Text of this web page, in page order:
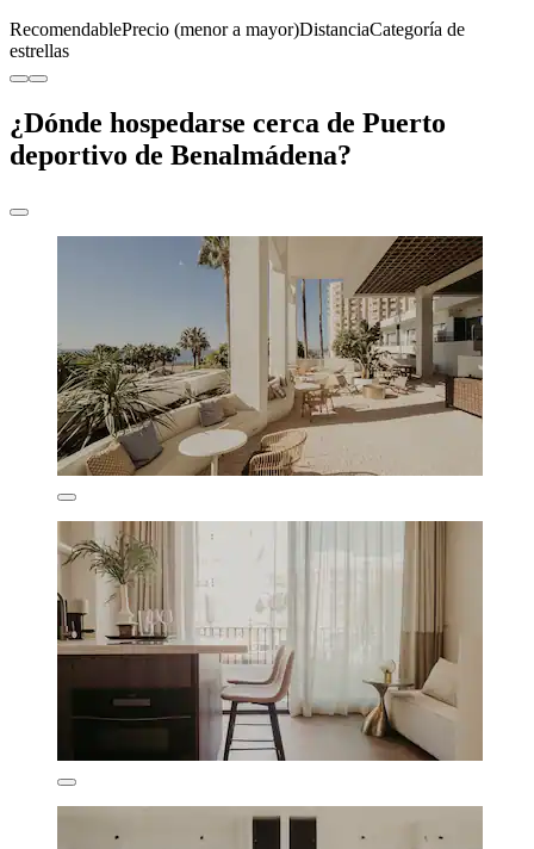
RecomendablePrecio (menor a mayor)DistanciaCategoría de
estrellas
¿Dónde hospedarse cerca de Puerto
deportivo de Benalmádena?